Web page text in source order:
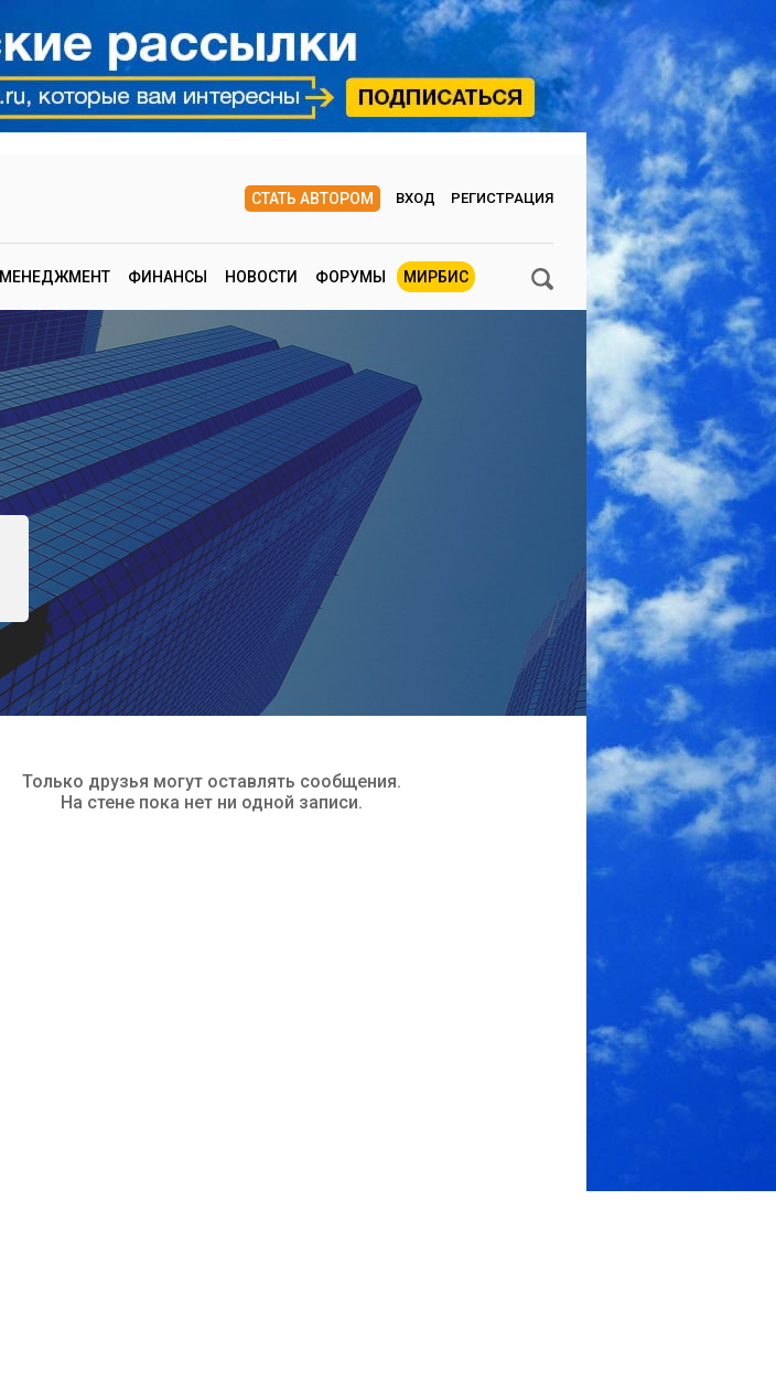
СТАТЬ АВТОРОМ ВХОД РЕГИСТРАЦИЯ
МЕНЕДЖМЕНТ ФИНАНСЫ НОВОСТИ ФОРУМЫ МИРБИС
Только друзья могут оставлять сообщения.
На стене пока нет ни одной записи.